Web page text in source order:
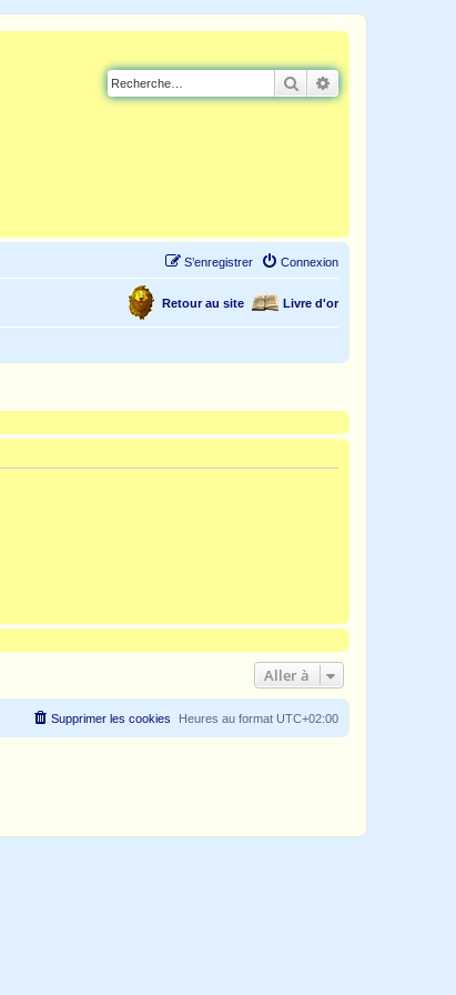
Rechercher
Connexion
S’enregistrer
Livre d'or
Retour au site
Aller à
Heures au format UTC+02:00
Supprimer les cookies